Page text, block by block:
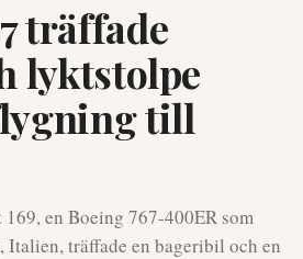
träffade
lyktstolpe
till
en Boeing 767-400ER som
Italien, träffade en bageribil och en